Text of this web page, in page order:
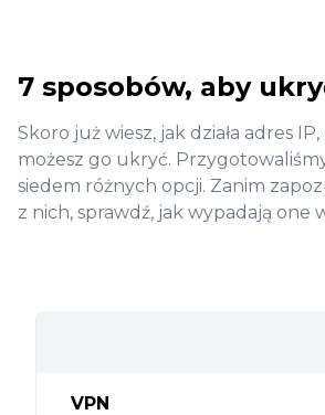
7 sposobów, aby
Skoro już wiesz, jak działa adres
możesz go ukryć.
siedem różnych opcji. Zanim
z nich, sprawdź, jak wypadają one
VPN